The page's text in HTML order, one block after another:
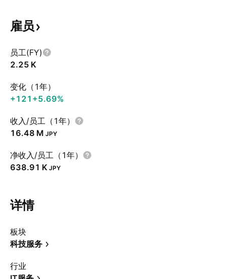
雇员
员工(FY)
‪2.25 K‬
变化（1年）
+121 +5.69%
收入/员工（1年）
‪16.48 M‬ JPY
净收入/员工（1年）
‪638.91 K‬ JPY
详情
板块
科技服务
行业